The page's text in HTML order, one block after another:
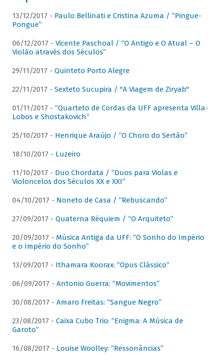
13/12/2017 - Paulo Bellinati e Cristina Azuma / “Pingue-
Pongue”
06/12/2017 - Vicente Paschoal / “O Antigo e O Atual – O
Violão através dos Séculos”
29/11/2017 - Quinteto Porto Alegre
22/11/2017 - Sexteto Sucupira / "A Viagem de Ziryab"
01/11/2017 - “Quarteto de Cordas da UFF apresenta Villa-
Lobos e Shostakovich”
25/10/2017 - Henrique Araújo / “O Choro do Sertão”
18/10/2017 - Luzeiro
11/10/2017 - Duo Chordata / “Duos para Violas e
Violoncelos dos Séculos XX e XXI”
04/10/2017 - Noneto de Casa / “Rebuscando”
27/09/2017 - Quaterna Réquiem / “O Arquiteto”
20/09/2017 - Música Antiga da UFF: “O Sonho do Império
e o Império do Sonho”
13/09/2017 - Ithamara Koorax: “Opus Clássico”
06/09/2017 - Antonio Guerra: “Movimentos”
30/08/2017 - Amaro Freitas: “Sangue Negro”
23/08/2017 - Caixa Cubo Trio: “Enigma: A Música de
Garoto”
16/08/2017 - Louise Woolley: “Ressonâncias”